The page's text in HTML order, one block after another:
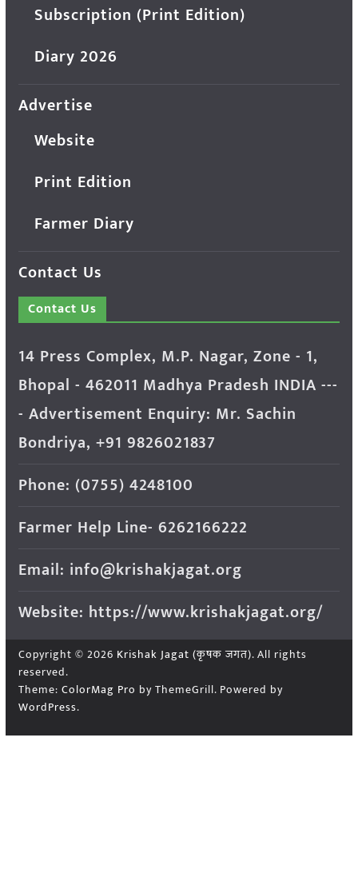
Subscription (Print Edition)
Diary 2026
Advertise
Website
Print Edition
Farmer Diary
Contact Us
Contact Us
14 Press Complex, M.P. Nagar, Zone - 1,
Bhopal - 462011 Madhya Pradesh INDIA ---
- Advertisement Enquiry: Mr. Sachin
Bondriya, +91 9826021837
Phone: (0755) 4248100
Farmer Help Line- 6262166222
Email: info@krishakjagat.org
Website: https://www.krishakjagat.org/
Copyright © 2026 Krishak Jagat (कृषक जगत). All rights
reserved.
Theme: ColorMag Pro by ThemeGrill. Powered by
WordPress.